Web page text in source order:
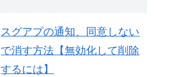
スグアプの通知、同意しない
で消す方法【無効化して削除
するには】